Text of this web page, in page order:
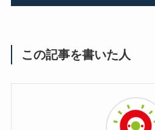
この記事を書いた人